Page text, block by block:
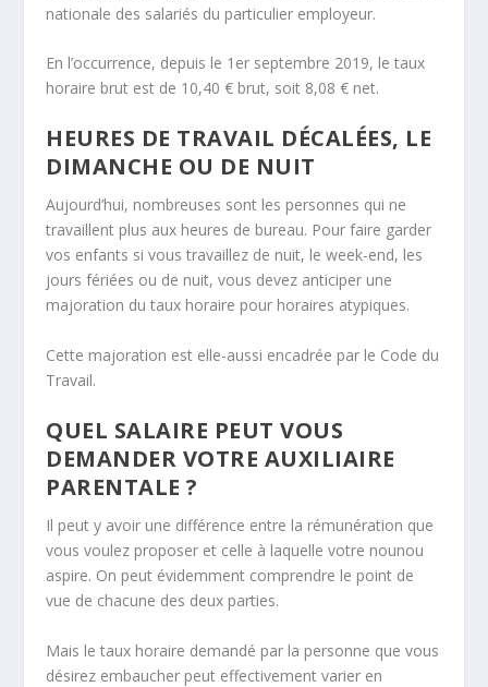
nationale des salariés du particulier employeur.
En l’occurrence, depuis le 1er septembre 2019, le taux
horaire brut est de 10,40 € brut, soit 8,08 € net.
HEURES DE TRAVAIL DÉCALÉES, LE
DIMANCHE OU DE NUIT
Aujourd’hui, nombreuses sont les personnes qui ne
travaillent plus aux heures de bureau. Pour faire garder
vos enfants si vous travaillez de nuit, le week-end, les
jours fériées ou de nuit, vous devez anticiper une
majoration du taux horaire pour horaires atypiques.
Cette majoration est elle-aussi encadrée par le Code du
Travail.
QUEL SALAIRE PEUT VOUS
DEMANDER VOTRE AUXILIAIRE
PARENTALE ?
Il peut y avoir une différence entre la rémunération que
vous voulez proposer et celle à laquelle votre nounou
aspire. On peut évidemment comprendre le point de
vue de chacune des deux parties.
Mais le taux horaire demandé par la personne que vous
désirez embaucher peut effectivement varier en